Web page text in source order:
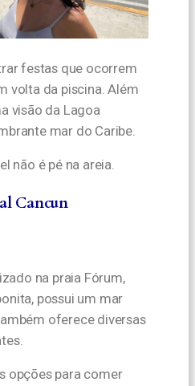
festas que ocorrem
volta da piscina. Além
visão da Lagoa
mar do Caribe.
não é pé na areia.
Cancun
na praia Fórum,
possui um mar
oferece diversas
opções para comer